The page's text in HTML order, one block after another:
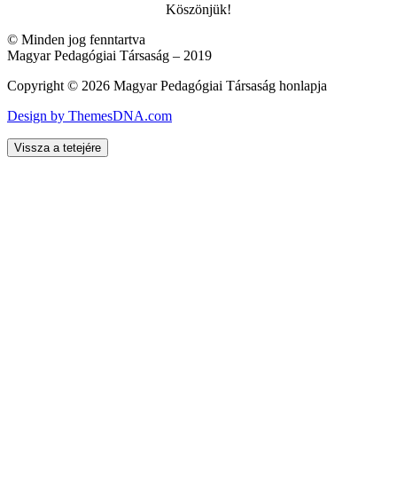
Köszönjük!
© Minden jog fenntartva
Magyar Pedagógiai Társaság – 2019
Copyright © 2026 Magyar Pedagógiai Társaság honlapja
Design by ThemesDNA.com
Vissza a tetejére